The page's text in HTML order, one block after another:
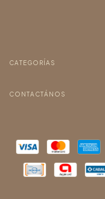
CATEGORÍAS
CONTACTÁNOS